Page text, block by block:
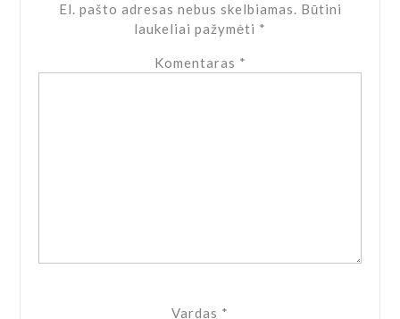
El. pašto adresas nebus skelbiamas. Būtini
laukeliai pažymėti *
Komentaras *
Vardas *